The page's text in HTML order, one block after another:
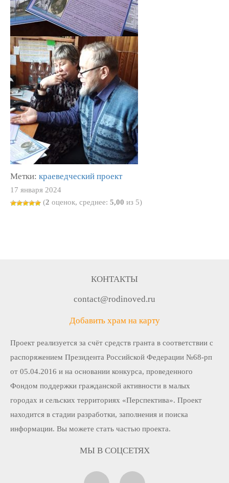
Метки: краеведческий проект
17 января 2024
(2 оценок, среднее: 5,00 из 5)
КОНТАКТЫ
contact@rodinoved.ru
Добавить храм на карту
Проект реализуется за счёт средств гранта в соответствии c
распоряжением Президента Российской Федерации №68-рп
от 05.04.2016 и на основании конкурса, проведенного
Фондом поддержки гражданской активности в малых
городах и сельских территориях «Перспектива». Проект
находится в стадии разработки, заполнения и поиска
информации. Вы можете стать частью проекта.
МЫ В СОЦСЕТЯХ